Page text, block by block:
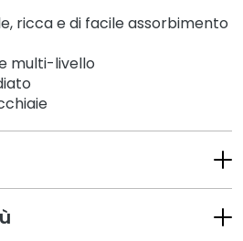
ricca e di facile assorbimento
multi-livello